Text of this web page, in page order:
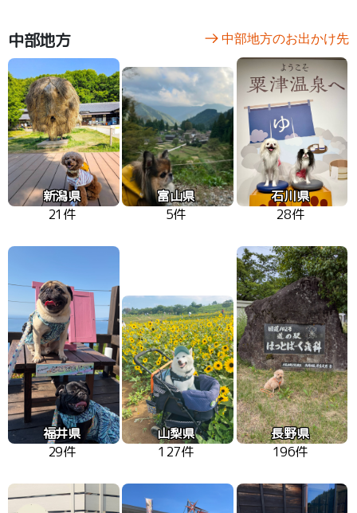
中部地方 中部地方のお出かけ先
新潟県
21件
富山県
5件
石川県
28件
福井県
29件
山梨県
127件
長野県
196件